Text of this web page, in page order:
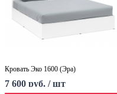
Кровать Эко 1600 (Эра)
7 600 руб. / шт